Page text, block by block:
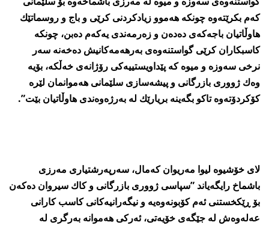
كه‌م بكرێته‌وه‌ چونكه‌ هه‌موو زیادكردنی كرێی و باج و روسماتێك
هاوڵاتیان باجه‌كه‌ی ده‌ده‌ن و زه‌رمه‌ندی یه‌كه‌م ده‌بن، چونكه‌
كاسبكاران كرێی گواستنه‌وه‌ی به‌رهه‌مه‌كانیش ده‌خه‌نه‌ سه‌ر
نرخی سه‌وزه‌ و میوه‌ كه‌ پێداویستییه‌كی رۆژانه‌ی خه‌ڵكه‌، بۆیه‌
وه‌ك ژووری بازرگانی و پیشه‌سازی سلێمانی هه‌موانمان لێره‌
كۆكردۆته‌وه‌ تاكو بگه‌ینه‌ بریارێك له‌ به‌رژه‌وه‌ندی هاوڵاتیان بێت”.
لای خۆشیوه‌ لیوا مه‌ریوان كه‌مال، سه‌رپه‌رشتیاری مه‌رزی
باشماخ رایگه‌یاند ”سپاسی ژووری بازرگانی و كاك سیروان ده‌كه‌ن
بۆ ڕێكخستنی ئه‌م كۆبونه‌وه‌یه‌ و نیگه‌رانیه‌كانی كاسب كارانی
عه‌له‌وه‌ش له‌ جێگه‌ی خۆیه‌تی، ئه‌ركی هه‌موانه‌ به‌رگری له‌